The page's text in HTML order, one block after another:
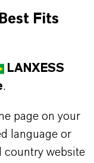
nos menus
serão exibidos.
Fits
LANXESS
.
page on your
language or
country website